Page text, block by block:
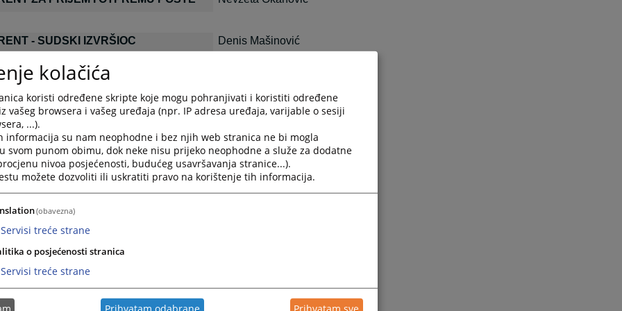
- SUDSKI IZVRŠIOC Denis Mašinović
ZA IZVRŠENJE PREKRŠAJNIH
Ekrema Šuvić
- DAKTILOGRAF
Hazema Čović
Đula Mujić
Mirsada Mašinović
Dženana Dizdarević
kolačića
koristi određene skripte koje mogu pohranjivati i koristiti određene
vašeg browsera i vašeg uređaja (npr. IP adresa uređaja, varijable o sesiji
...).
informacija su nam neophodne i bez njih web stranica ne bi mogla
svom punom obimu, dok neke nisu prijeko neophodne a služe za dodatne
nivoa posjećenosti, budućeg usavršavanja stranice...).
možete dozvoliti ili uskratiti pravo na korištenje tih informacija.
(obavezna)
Servisi treće strane
o posjećenosti stranica
Servisi treće strane